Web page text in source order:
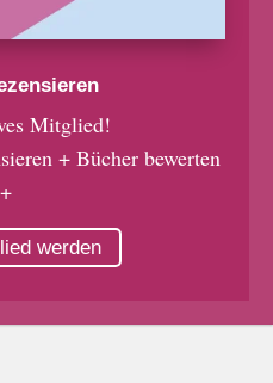
Mitglied!
+ Bücher bewerten
+
werden